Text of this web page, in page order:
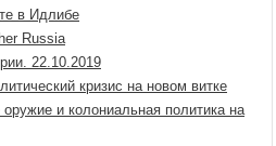
в Идлибе
Russia
22.10.2019
кризис на новом витке
и колониальная политика на